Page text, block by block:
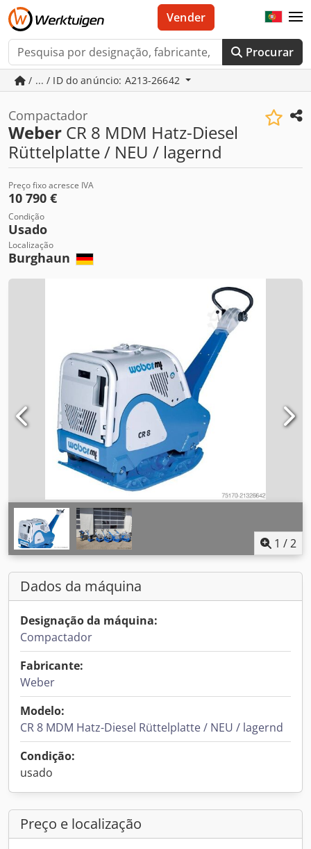
Procurar
Vender
/ ... / ID do anúncio: A213-26642
Compactador
Weber CR 8 MDM Hatz-Diesel
Rüttelplatte / NEU / lagernd
Preço fixo acresce IVA
10 790 €
Condição
Usado
Localização
Burghaun
1 /2
Dados da máquina
Designação da máquina:
Compactador
Fabricante:
Weber
Modelo:
CR 8 MDM Hatz-Diesel Rüttelplatte / NEU / lagernd
Condição:
usado
Preço e localização